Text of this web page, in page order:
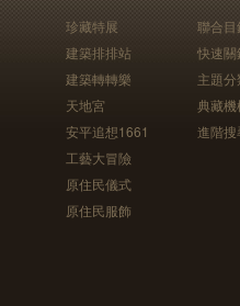
珍藏特展
建築排排站
建築轉轉樂
天地宮
安平追想1661
工藝大冒險
原住民儀式
原住民服飾
聯合目
快速關
主題分
典藏機
進階搜